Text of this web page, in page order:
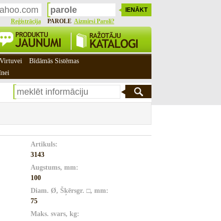
Reģistrācija PAROLE Aizmirsi Paroli?
Artikuls:
3143
Augstums, mm:
100
Diam. Ø, Šķērsgr. □, mm:
75
Maks. svars, kg:
Bīdāmās Sistēmas